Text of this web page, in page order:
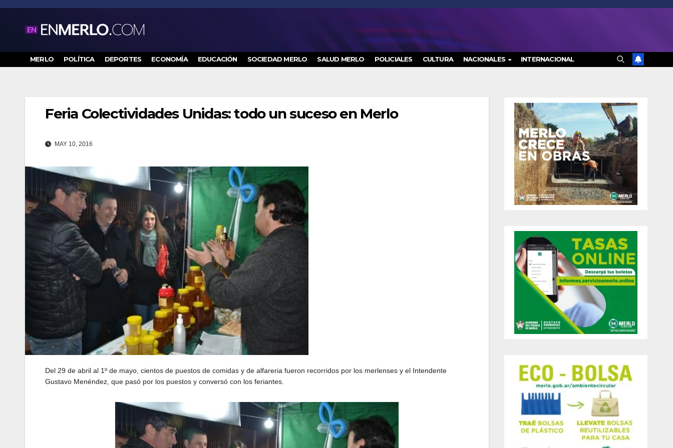
Saltar
contenido
MERLO POLÍTICA DEPORTES ECONOMÍA EDUCACIÓN SOCIEDAD MERLO SALUD MERLO POLICIALES CULTURA NACIONALES INTERNACIONAL
Feria Colectividades Unidas: todo un suceso en Merlo
MAY 10, 2016
Del 29 de abril al 1º de mayo, cientos de puestos de comidas y de alfareria fueron recorridos por los merlenses y el Intendente
Gustavo Menéndez, que pasó por los puestos y conversó con los feriantes.